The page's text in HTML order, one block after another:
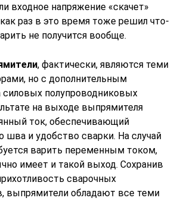
входное напряжение «скачет»
раз в это время тоже решил что-
не получится вообще.
, фактически, являются теми
но с дополнительным
полупроводниковых
на выходе выпрямителя
ток, обеспечивающий
шва и удобство сварки. На случай
варить переменным током,
имеет и такой выход. Сохранив
сварочных
выпрямители обладают все теми